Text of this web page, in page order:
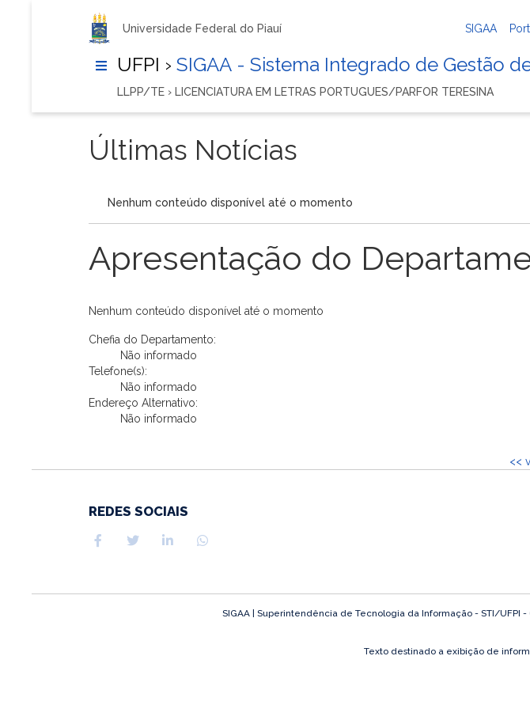
Universidade Federal do Piauí SIGAA
UFPI › SIGAA - Sistema Integrado de Gestão
LLPP/TE › LICENCIATURA EM LETRAS PORTUGUES/PARFOR TERESINA
Últimas Notícias
Nenhum conteúdo disponível até o momento
Apresentação do
Nenhum conteúdo disponível até o momento
Chefia do Departamento:
Não informado
Telefone(s):
Não informado
Endereço Alternativo:
Não informado
<<
REDES SOCIAIS
SIGAA | Superintendência de Tecnologia da Informação - STI/UFPI -
Texto destinado a exibição de